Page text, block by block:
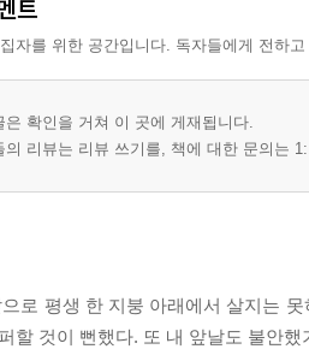
트
자를 위한 공간입니다. 독자들에게 전하
은 확인을 거쳐 이 곳에 게재됩니다.
의 리뷰는 리뷰 쓰기를, 책에 대한 문의는
로 평생 한 지붕 아래에서 살지는
할 것이 뻔했다. 또 내 앞날도 불안